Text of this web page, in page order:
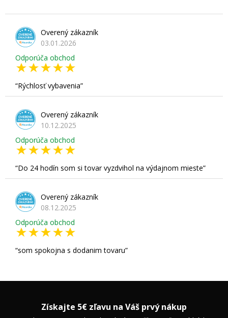
Overený zákazník
03.01.2026
Odporúča obchod
Rýchlosť vybavenia
Overený zákazník
10.12.2025
Odporúča obchod
Do 24 hodín som si tovar vyzdvihol na výdajnom mieste
Overený zákazník
08.12.2025
Odporúča obchod
som spokojna s dodanim tovaru
Získajte 5€ zľavu na Váš prvý nákup